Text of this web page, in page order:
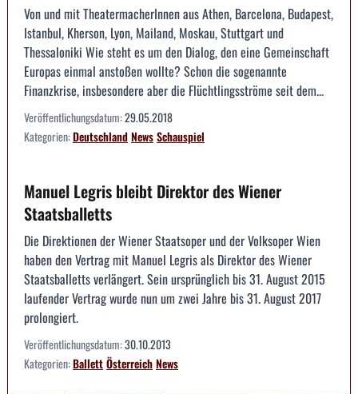
Von und mit TheatermacherInnen aus Athen, Barcelona, Budapest,
Istanbul, Kherson, Lyon, Mailand, Moskau, Stuttgart und
Thessaloniki Wie steht es um den Dialog, den eine Gemeinschaft
Europas einmal anstoßen wollte? Schon die sogenannte
Finanzkrise, insbesondere aber die Flüchtlingsströme seit dem...
Veröffentlichungsdatum:29.05.2018
Kategorien:DeutschlandNewsSchauspiel
Manuel Legris bleibt Direktor des Wiener
Staatsballetts
Die Direktionen der Wiener Staatsoper und der Volksoper Wien
haben den Vertrag mit Manuel Legris als Direktor des Wiener
Staatsballetts verlängert. Sein ursprünglich bis 31. August 2015
laufender Vertrag wurde nun um zwei Jahre bis 31. August 2017
prolongiert.
Veröffentlichungsdatum:30.10.2013
Kategorien:BallettÖsterreichNews